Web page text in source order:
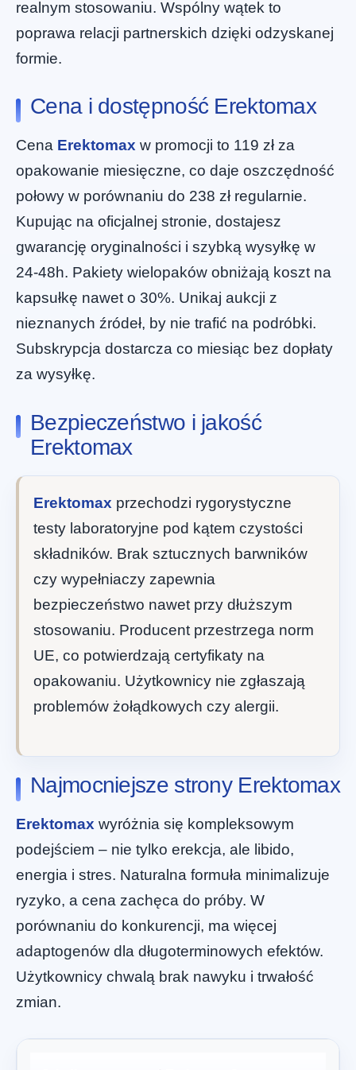
realnym stosowaniu. Wspólny wątek to
poprawa relacji partnerskich dzięki odzyskanej
formie.
Cena i dostępność Erektomax
Cena Erektomax w promocji to 119 zł za
opakowanie miesięczne, co daje oszczędność
połowy w porównaniu do 238 zł regularnie.
Kupując na oficjalnej stronie, dostajesz
gwarancję oryginalności i szybką wysyłkę w
24-48h. Pakiety wielopaków obniżają koszt na
kapsułkę nawet o 30%. Unikaj aukcji z
nieznanych źródeł, by nie trafić na podróbki.
Subskrypcja dostarcza co miesiąc bez dopłaty
za wysyłkę.
Bezpieczeństwo i jakość
Erektomax
Erektomax przechodzi rygorystyczne
testy laboratoryjne pod kątem czystości
składników. Brak sztucznych barwników
czy wypełniaczy zapewnia
bezpieczeństwo nawet przy dłuższym
stosowaniu. Producent przestrzega norm
UE, co potwierdzają certyfikaty na
opakowaniu. Użytkownicy nie zgłaszają
problemów żołądkowych czy alergii.
Najmocniejsze strony Erektomax
Erektomax wyróżnia się kompleksowym
podejściem – nie tylko erekcja, ale libido,
energia i stres. Naturalna formuła minimalizuje
ryzyko, a cena zachęca do próby. W
porównaniu do konkurencji, ma więcej
adaptogenów dla długoterminowych efektów.
Użytkownicy chwalą brak nawyku i trwałość
zmian.